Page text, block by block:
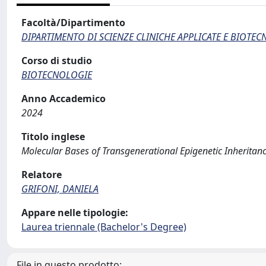
Facoltà/Dipartimento
DIPARTIMENTO DI SCIENZE CLINICHE APPLICATE E
Corso di studio
BIOTECNOLOGIE
Anno Accademico
2024
Titolo inglese
Molecular Bases of Transgenerational Epigenetic
Relatore
GRIFONI, DANIELA
Appare nelle tipologie:
Laurea triennale (Bachelor's Degree)